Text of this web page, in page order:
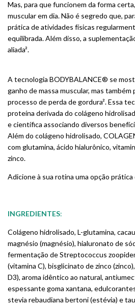
Mas, para que funcionem da forma
muscular em dia. Não é segredo que,
prática de atividades físicas
equilibrada. Além disso, a
aliada².
A tecnologia BODYBALANCE® se
ganho de massa muscular, mas também
processo de perda de gordura². Essa
proteína derivada do colágeno
e científica associando diversos
Além do colágeno hidrolisado,
com glutamina, ácido hialurônico,
zinco.
Adicione à sua rotina uma opção
INGREDIENTES:
Colágeno hidrolisado, L-glutamina,
magnésio (magnésio), hialuronato de
fermentação de Streptococcus
(vitamina C), bisglicinato de zinco
D3), aroma idêntico ao natural,
espessante goma xantana,
stevia rebaudiana bertoni (estévia) e